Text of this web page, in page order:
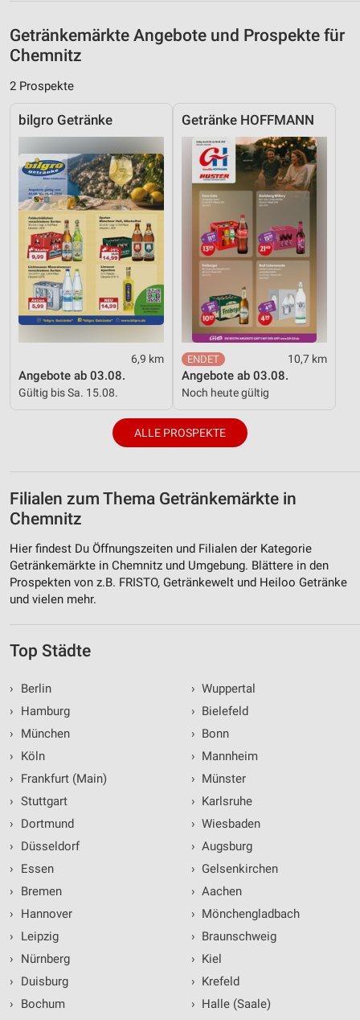
Getränkemärkte Angebote und Prospekte für
Chemnitz
2 Prospekte
bilgro Getränke
6,9 km
Angebote ab 03.08.
Gültig bis Sa. 15.08.
Getränke HOFFMANN
10,7 km
Angebote ab 03.08.
Noch heute gültig
ALLE PROSPEKTE
Filialen zum Thema Getränkemärkte in
Chemnitz
Hier findest Du Öffnungszeiten und Filialen der Kategorie
Getränkemärkte in Chemnitz und Umgebung. Blättere in den
Prospekten von z.B. FRISTO, Getränkewelt und Heiloo Getränke
und vielen mehr.
Top Städte
›
Berlin
›
Hamburg
›
München
›
Köln
›
Frankfurt (Main)
› Stuttgart
›
Dortmund
›
Düsseldorf
›
Essen
›
Bremen
›
Hannover
›
Leipzig
›
Nürnberg
›
Duisburg
›
Bochum
› Wuppertal
› Bielefeld
› Bonn
› Mannheim
› Münster
› Karlsruhe
› Wiesbaden
› Augsburg
› Gelsenkirchen
› Aachen
› Mönchengladbach
› Braunschweig
› Kiel
› Krefeld
› Halle (Saale)